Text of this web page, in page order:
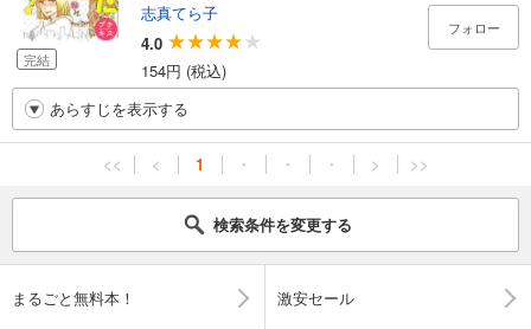
完結
志真てら子
4.0
154円 (税込)
フォロー
あらすじを表示する
<< < 1 ・ ・ ・ > >>
検索条件を変更する
まるごと無料本！ 激安セール